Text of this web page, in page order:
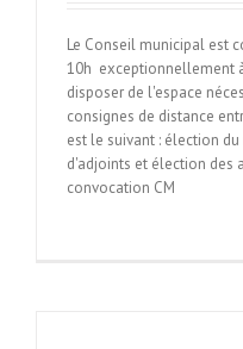
Le Conseil municipal est
10h exceptionnellement
disposer de l'espace
consignes de distance
est le suivant : élection
d'adjoints et élection des
convocation CM